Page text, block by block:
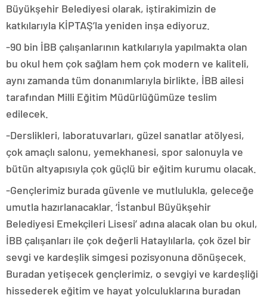
Büyükşehir Belediyesi olarak, iştirakimizin de
katkılarıyla KİPTAŞ’la yeniden inşa ediyoruz.
-90 bin İBB çalışanlarının katkılarıyla yapılmakta olan
bu okul hem çok sağlam hem çok modern ve kaliteli,
aynı zamanda tüm donanımlarıyla birlikte, İBB ailesi
tarafından Milli Eğitim Müdürlüğümüze teslim
edilecek.
-Derslikleri, laboratuvarları, güzel sanatlar atölyesi,
çok amaçlı salonu, yemekhanesi, spor salonuyla ve
bütün altyapısıyla çok güçlü bir eğitim kurumu olacak.
-Gençlerimiz burada güvenle ve mutlulukla, geleceğe
umutla hazırlanacaklar. ‘İstanbul Büyükşehir
Belediyesi Emekçileri Lisesi’ adına alacak olan bu okul,
İBB çalışanları ile çok değerli Hataylılarla, çok özel bir
sevgi ve kardeşlik simgesi pozisyonuna dönüşecek.
Buradan yetişecek gençlerimiz, o sevgiyi ve kardeşliği
hissederek eğitim ve hayat yolculuklarına buradan